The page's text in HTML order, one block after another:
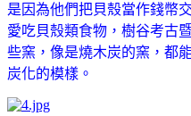
是因為他們把貝殼當作錢幣
愛吃貝殼類食物， 樹谷考古
些窯，像是燒木炭的窯，都
炭化的模樣。